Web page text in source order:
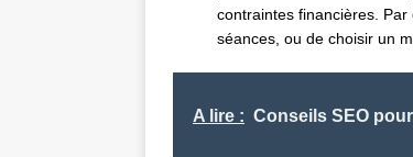
contraintes financières.
séances, ou de choisir un
A lire : Conseils SEO